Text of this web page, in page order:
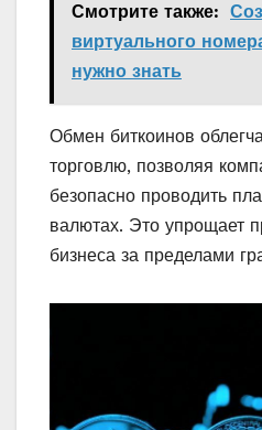
Смотрите также:
виртуального
нужно знать
Обмен биткоинов
торговлю, позволяя
безопасно проводить
валютах. Это упрощает
бизнеса за пределами